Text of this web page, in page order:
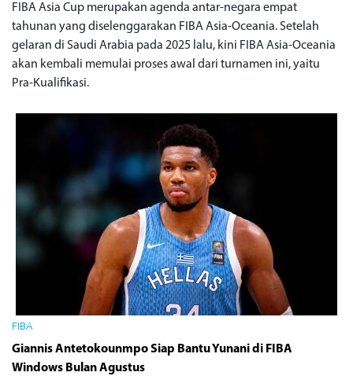
FIBA Asia Cup merupakan agenda antar-negara empat
tahunan yang diselenggarakan FIBA Asia-Oceania. Setelah
gelaran di Saudi Arabia pada 2025 lalu, kini FIBA Asia-Oceania
akan kembali memulai proses awal dari turnamen ini, yaitu
Pra-Kualifikasi.
FIBA
Giannis Antetokounmpo Siap Bantu Yunani di FIBA
Windows Bulan Agustus